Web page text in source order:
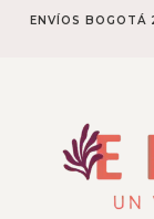
ENVÍOS BOGOTÁ